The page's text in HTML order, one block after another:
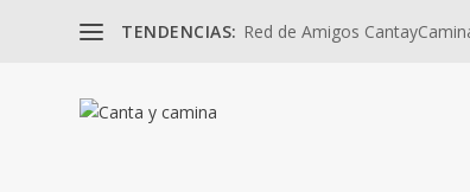
TENDENCIAS: Red de Amigos